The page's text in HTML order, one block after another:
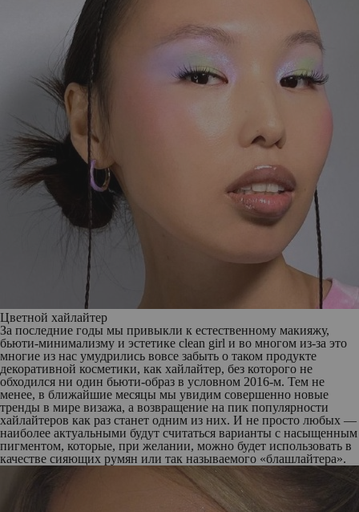
Цветной хайлайтер
За последние годы мы привыкли к естественному макияжу,
бьюти-минимализму и эстетике clean girl и во многом из-за это
многие из нас умудрились вовсе забыть о таком продукте
декоративной косметики, как хайлайтер, без которого не
обходился ни один бьюти-образ в условном 2016-м. Тем не
менее, в ближайшие месяцы мы увидим совершенно новые
тренды в мире визажа, а возвращение на пик популярности
хайлайтеров как раз станет одним из них. И не просто любых —
наиболее актуальными будут считаться варианты с насыщенным
пигментом, которые, при желании, можно будет использовать в
качестве сияющих румян или так называемого «блашлайтера».